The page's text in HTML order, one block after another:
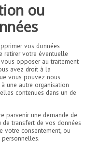
ou
vos données
retirer votre éventuelle
opposer au traitement
avez droit à la
vous pouvez nous
une autre organisation
contenues dans un de
parvenir une demande de
transfert de vos données
votre consentement, ou